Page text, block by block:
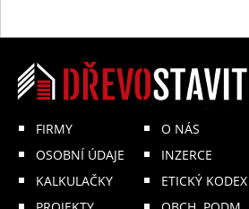
FIRMY
OSOBNÍ ÚDAJE
KALKULAČKY
O NÁS
INZERCE
ETICKÝ KODEX